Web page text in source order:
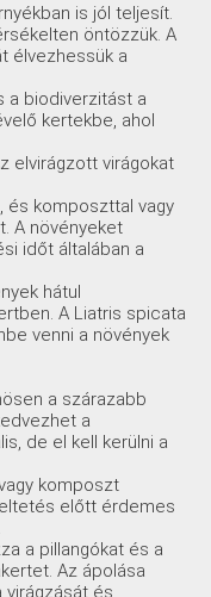
is jól teljesít.
öntözzük. A
élvezhessük a
a biodiverzitást a
kertekbe, ahol
elvirágzott virágokat
és komposzttal vagy
A növényeket
időt általában a
hátul
A Liatris spicata
venni a növények
a szárazabb
a
de el kell kerülni a
komposzt
előtt érdemes
a pillangókat és a
Az ápolása
és